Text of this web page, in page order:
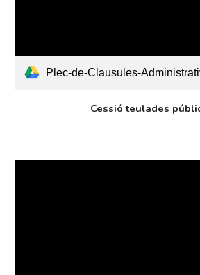
Plec-de-Clausules-Administratives-Particulars-
Cessió teulades